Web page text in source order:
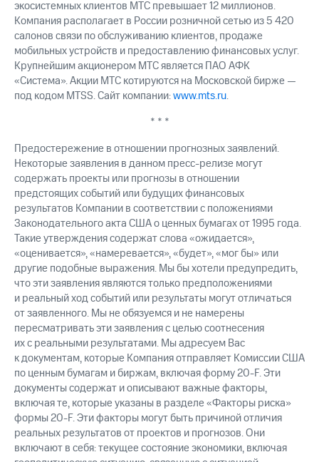
экосистемных клиентов МТС превышает 12 миллионов.
Компания располагает в России розничной сетью из 5 420
салонов связи по обслуживанию клиентов, продаже
мобильных устройств и предоставлению финансовых услуг.
Крупнейшим акционером МТС является ПАО АФК
«Система». Акции МТС котируются на Московской бирже —
под кодом MTSS. Сайт компании:www.mts.ru.
* * *
Предостережение в отношении прогнозных заявлений.
Некоторые заявления в данном пресс-релизе могут
содержать проекты или прогнозы в отношении
предстоящих событий или будущих финансовых
результатов Компании в соответствии с положениями
Законодательного акта США о ценных бумагах от 1995 года.
Такие утверждения содержат слова «ожидается»,
«оценивается», «намеревается», «будет», «мог бы» или
другие подобные выражения. Мы бы хотели предупредить,
что эти заявления являются только предположениями
и реальный ход событий или результаты могут отличаться
от заявленного. Мы не обязуемся и не намерены
пересматривать эти заявления с целью соотнесения
их с реальными результатами. Мы адресуем Вас
к документам, которые Компания отправляет Комиссии США
по ценным бумагам и биржам, включая форму 20-F. Эти
документы содержат и описывают важные факторы,
включая те, которые указаны в разделе «Факторы риска»
формы 20-F. Эти факторы могут быть причиной отличия
реальных результатов от проектов и прогнозов. Они
включают в себя: текущее состояние экономики, включая